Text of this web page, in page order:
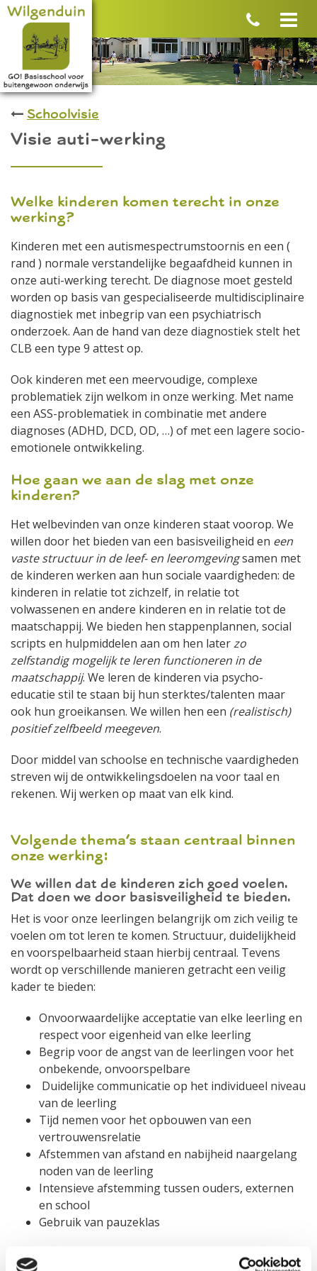
Schoolvisie
Visie auti-werking
Welke kinderen komen terecht in onze
werking?
Kinderen met een autismespectrumstoornis en een (
rand ) normale verstandelijke begaafdheid kunnen in
onze auti-werking terecht. De diagnose moet gesteld
worden op basis van gespecialiseerde multidisciplinaire
diagnostiek met inbegrip van een psychiatrisch
onderzoek. Aan de hand van deze diagnostiek stelt het
CLB een type 9 attest op.
Ook kinderen met een meervoudige, complexe
problematiek zijn welkom in onze werking. Met name
een ASS-problematiek in combinatie met andere
diagnoses (ADHD, DCD, OD, …) of met een lagere socio-
emotionele ontwikkeling.
Hoe gaan we aan de slag met onze
kinderen?
Het welbevinden van onze kinderen staat voorop. We
willen door het bieden van een basisveiligheid en een
vaste structuur in de leef- en leeromgevingsamen met
de kinderen werken aan hun sociale vaardigheden: de
kinderen in relatie tot zichzelf, in relatie tot
volwassenen en andere kinderen en in relatie tot de
maatschappij. We bieden hen stappenplannen, social
scripts en hulpmiddelen aan om hen laterzo
zelfstandig mogelijk te leren functioneren in de
maatschappij. We leren de kinderen via psycho-
educatie stil te staan bij hun sterktes/talenten maar
ook hun groeikansen. We willen hen een (realistisch)
positief zelfbeeld meegeven.
Door middel van schoolse en technische vaardigheden
streven wij de ontwikkelingsdoelen na voor taal en
rekenen. Wij werken op maat van elk kind.
Volgende thema’s staan centraal binnen
onze werking:
We willen dat de kinderen zich goed voelen.
Dat doen we door basisveiligheid te bieden.
Het is voor onze leerlingen belangrijk om zich veilig te
voelen om tot leren te komen. Structuur, duidelijkheid
en voorspelbaarheid staan hierbij centraal. Tevens
wordt op verschillende manieren getracht een veilig
kader te bieden:
Onvoorwaardelijke acceptatie van elke leerling en
respect voor eigenheid van elke leerling
Begrip voor de angst van de leerlingen voor het
onbekende, onvoorspelbare
Duidelijke communicatie op het individueel niveau
van de leerling
Tijd nemen voor het opbouwen van een
vertrouwensrelatie
Afstemmen van afstand en nabijheid naargelang
noden van de leerling
Intensieve afstemming tussen ouders, externen
en school
Gebruik van pauzeklas
en sterktes leren kennen en deze ook kunnen